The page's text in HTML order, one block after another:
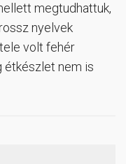
megtudhattuk,
nyelvek
volt fehér
étkészlet nem is